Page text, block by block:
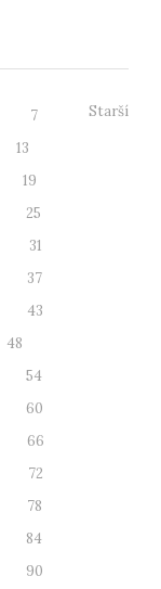
7
13
19
25
31
37
43
48
54
60
66
72
78
84
90
Starší